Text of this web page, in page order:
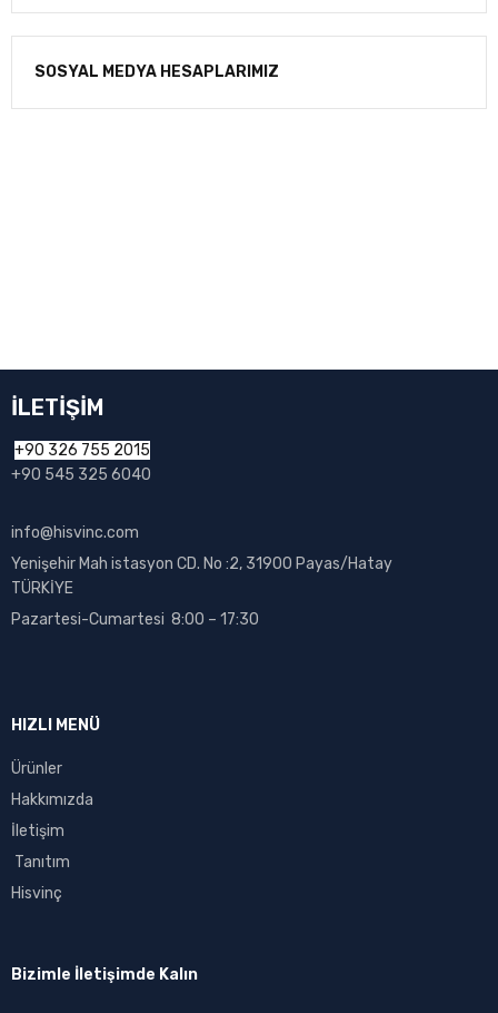
SOSYAL MEDYA HESAPLARIMIZ
İLETİŞİM
+90 326 755 2015
+90 545 325 6040
info@hisvinc.com
Yenişehir Mah istasyon CD. No :2, 31900 Payas/Hatay
TÜRKİYE
Pazartesi-Cumartesi 8:00 – 17:30
HIZLI MENÜ
Ürünler
Hakkımızda
İletişim
Tanıtım
Hisvinç
Bizimle İletişimde Kalın